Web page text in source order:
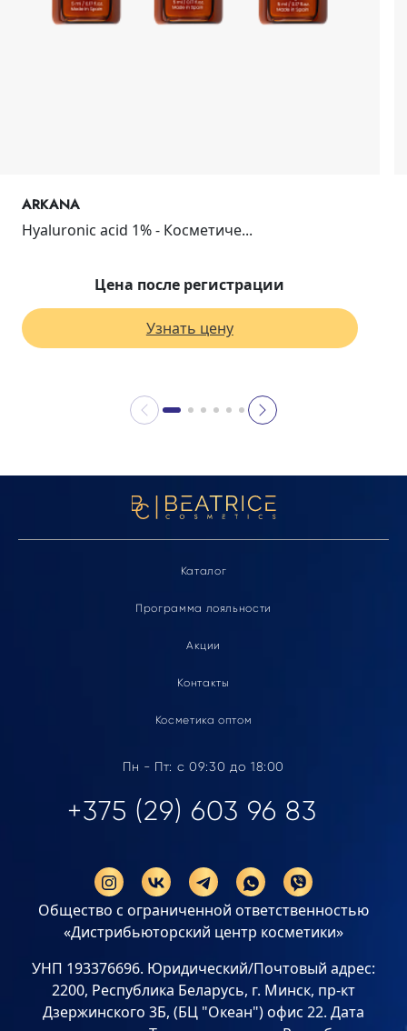
ARKANA
Hyaluronic acid 1% - Косметиче...
Цена после регистрации
Узнать цену
Каталог
Программа лояльности
Акции
Контакты
Косметика оптом
Пн - Пт: с 09:30 до 18:00
+375 (29) 603 96 83
Общество с ограниченной ответственностью
«Дистрибьюторский центр косметики»
УНП 193376696. Юридический/Почтовый адрес:
2200, Республика Беларусь, г. Минск, пр-кт
Дзержинского 3Б, (БЦ "Океан") офис 22. Дата